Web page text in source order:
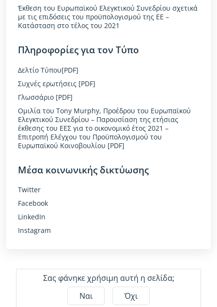
Έκθεση του Ευρωπαϊκού Ελεγκτικού Συνεδρίου σχετικά
με τις επιδόσεις του προϋπολογισμού της ΕΕ –
Κατάσταση στο τέλος του 2021
Πληροφορίες για τον Τύπο
Δελτίο Τύπου[PDF]
Συχνές ερωτήσεις [PDF]
Γλωσσάριο [PDF]
Ομιλία του Tony Murphy, Προέδρου του Ευρωπαϊκού
Ελεγκτικού Συνεδρίου – Παρουσίαση της ετήσιας
έκθεσης του ΕΕΣ για το οικονομικό έτος 2021 –
Επιτροπή Ελέγχου του Προϋπολογισμού του
Ευρωπαϊκού Κοινοβουλίου [PDF]
Μέσα κοινωνικής δικτύωσης
Twitter
Facebook
LinkedIn
Instagram
Σας φάνηκε χρήσιμη αυτή η σελίδα;
Ναι
Όχι